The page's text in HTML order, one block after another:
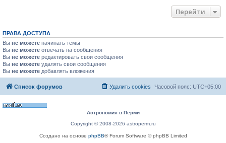
Перейти
ПРАВА ДОСТУПА
Вы не можете начинать темы
Вы не можете отвечать на сообщения
Вы не можете редактировать свои сообщения
Вы не можете удалять свои сообщения
Вы не можете добавлять вложения
Список форумов Часовой пояс: UTC+05:00
Удалить cookies
Астрономия в Перми
Copyright © 2008-2026 astroperm.ru
Создано на основе phpBB® Forum Software © phpBB Limited